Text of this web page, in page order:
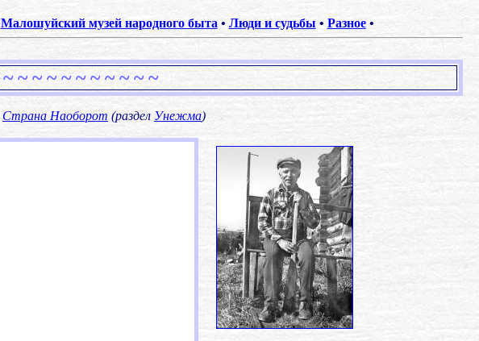
Малошуйский музей народного быта • Люди и судьбы • Разное•
~ ~ ~ ~ ~ ~ ~ ~ ~ ~ ~
Страна Наоборот (раздел Унежма)